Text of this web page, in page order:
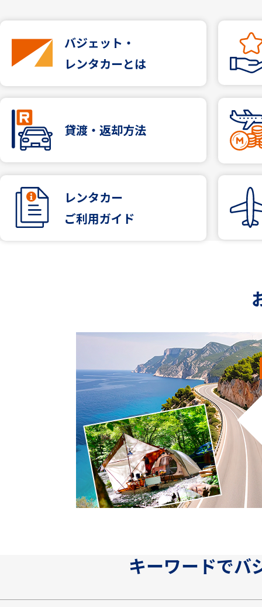
バジェット・
レンタカーとは
貸渡・返却方法
レンタカー
ご利用ガイド
キーワードでバ